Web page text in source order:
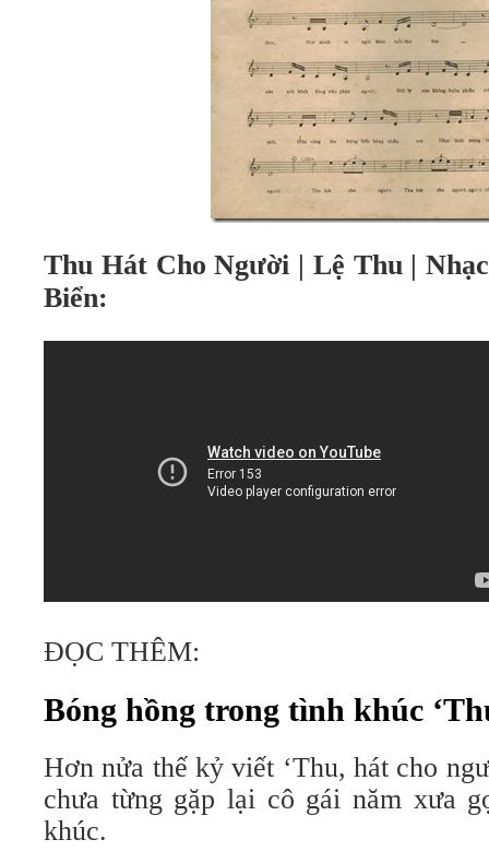
Thu Hát Cho Người | Lệ Thu |
Biển:
ĐỌC THÊM:
Bóng hồng trong tình khúc
Hơn nửa thế kỷ viết ‘Thu, hát cho
chưa từng gặp lại cô gái năm xưa
khúc.